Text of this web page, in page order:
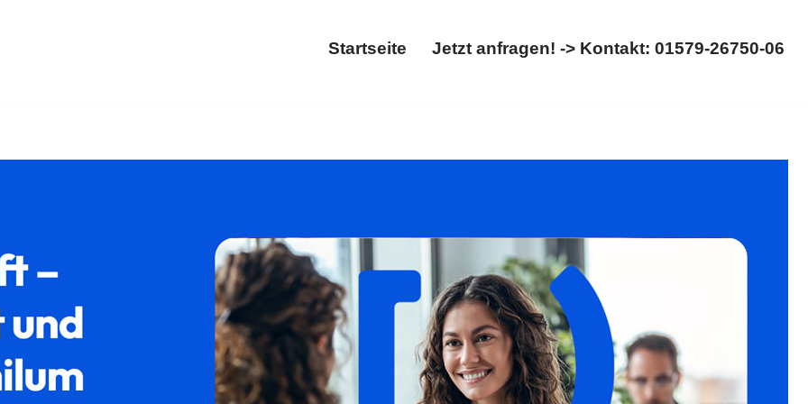
Startseite Jetzt anfragen! -> Kontakt: 01579-26750-06